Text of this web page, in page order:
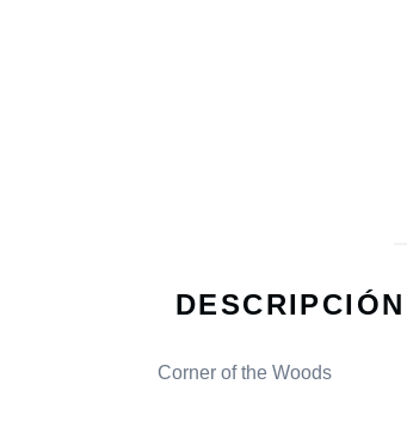
DESCRIPCIÓN
Corner of the Woods